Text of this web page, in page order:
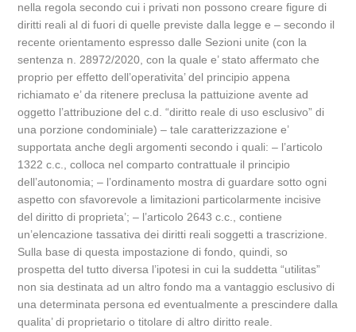
nella regola secondo cui i privati non possono creare figure di
diritti reali al di fuori di quelle previste dalla legge e – secondo il
recente orientamento espresso dalle Sezioni unite (con la
sentenza n. 28972/2020, con la quale e’ stato affermato che
proprio per effetto dell’operativita’ del principio appena
richiamato e’ da ritenere preclusa la pattuizione avente ad
oggetto l’attribuzione del c.d. “diritto reale di uso esclusivo” di
una porzione condominiale) – tale caratterizzazione e’
supportata anche degli argomenti secondo i quali: – l’articolo
1322 c.c., colloca nel comparto contrattuale il principio
dell’autonomia; – l’ordinamento mostra di guardare sotto ogni
aspetto con sfavorevole a limitazioni particolarmente incisive
del diritto di proprieta’; – l’articolo 2643 c.c., contiene
un’elencazione tassativa dei diritti reali soggetti a trascrizione.
Sulla base di questa impostazione di fondo, quindi, so
prospetta del tutto diversa l’ipotesi in cui la suddetta “utilitas”
non sia destinata ad un altro fondo ma a vantaggio esclusivo di
una determinata persona ed eventualmente a prescindere dalla
qualita’ di proprietario o titolare di altro diritto reale.